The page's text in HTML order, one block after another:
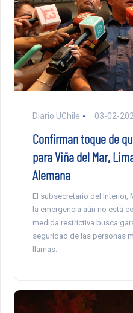
Diario UChile 03-02-
Confirman toque de
para Viña del Mar,
Alemana
El subsecretario del Interior,
la emergencia aún no está
medida restrictiva busca
seguridad de las personas
llamas.